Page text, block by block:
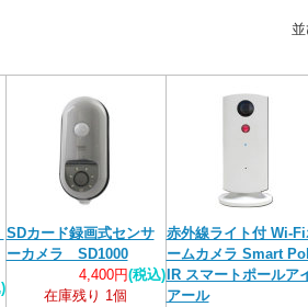
並
SDカード録画式センサ
ーカメラ SD1000
4,400円(税込)
在庫残り 1個
赤外線ライト付 Wi-Fi
ームカメラ Smart
IR スマートポールア
アール